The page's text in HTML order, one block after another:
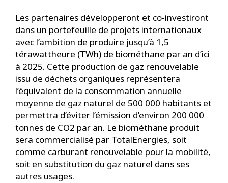
Les partenaires développeront et co-investiront
dans un portefeuille de projets internationaux
avec l’ambition de produire jusqu’à 1,5
térawattheure (TWh) de biométhane par an d’ici
à 2025. Cette production de gaz renouvelable
issu de déchets organiques représentera
l’équivalent de la consommation annuelle
moyenne de gaz naturel de 500 000 habitants et
permettra d’éviter l’émission d’environ 200 000
tonnes de CO2 par an. Le biométhane produit
sera commercialisé par TotalEnergies, soit
comme carburant renouvelable pour la mobilité,
soit en substitution du gaz naturel dans ses
autres usages.